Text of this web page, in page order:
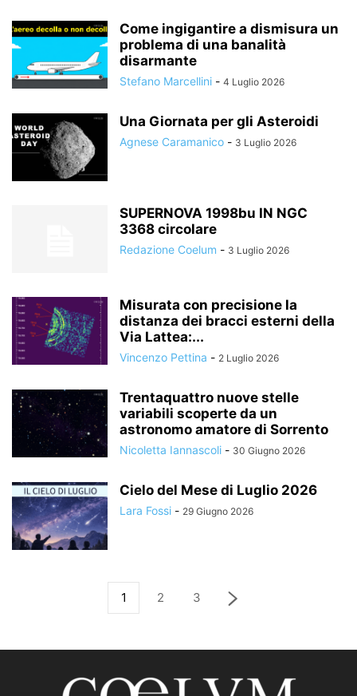
Come ingigantire a dismisura un
problema di una banalità
disarmante
Stefano Marcellini - 4 Luglio 2026
Una Giornata per gli Asteroidi
Agnese Caramanico - 3 Luglio 2026
SUPERNOVA 1998bu IN NGC
3368 circolare
Redazione Coelum - 3 Luglio 2026
Misurata con precisione la
distanza dei bracci esterni della
Via Lattea:...
Vincenzo Pettina - 2 Luglio 2026
Trentaquattro nuove stelle
variabili scoperte da un
astronomo amatore di Sorrento
Nicoletta Iannascoli - 30 Giugno 2026
Cielo del Mese di Luglio 2026
Lara Fossi - 29 Giugno 2026
1 2 3